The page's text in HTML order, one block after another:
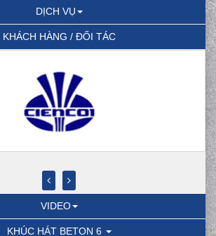
DỊCH VỤ
KHÁCH HÀNG / ĐỐI TÁC
VIDEO
KHÚC HÁT BETON 6